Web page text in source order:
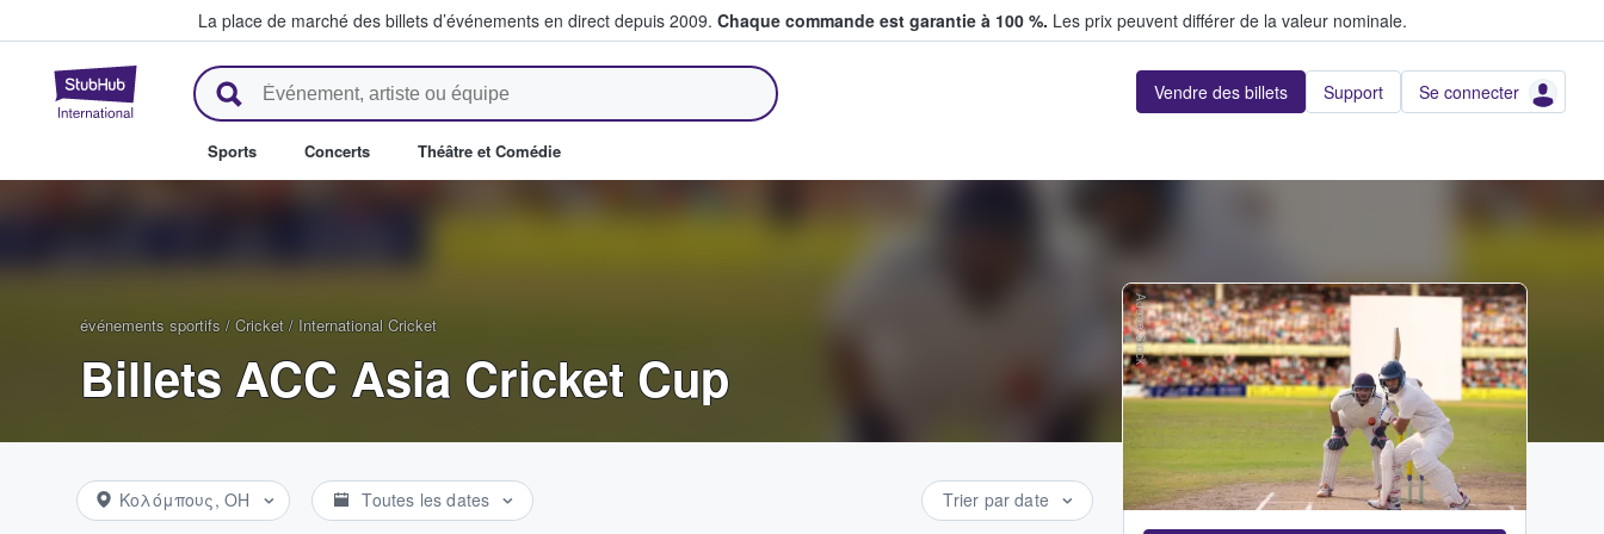
La place de marché des billets d’événements en direct depuis 2009. Chaque commande est garantie à 100 %. Les prix peuvent différer de la valeur nominale.
StubHub - Où les fans achètent et vendent des billets Vendre des billets Support Se connecter
Sports Concerts Théâtre et Comédie
événements sportifs / Cricket / International Cricket
Billets ACC Asia Cricket Cup
Κολόμπους, OH Toutes les dates Trier par date
Adobe Stock